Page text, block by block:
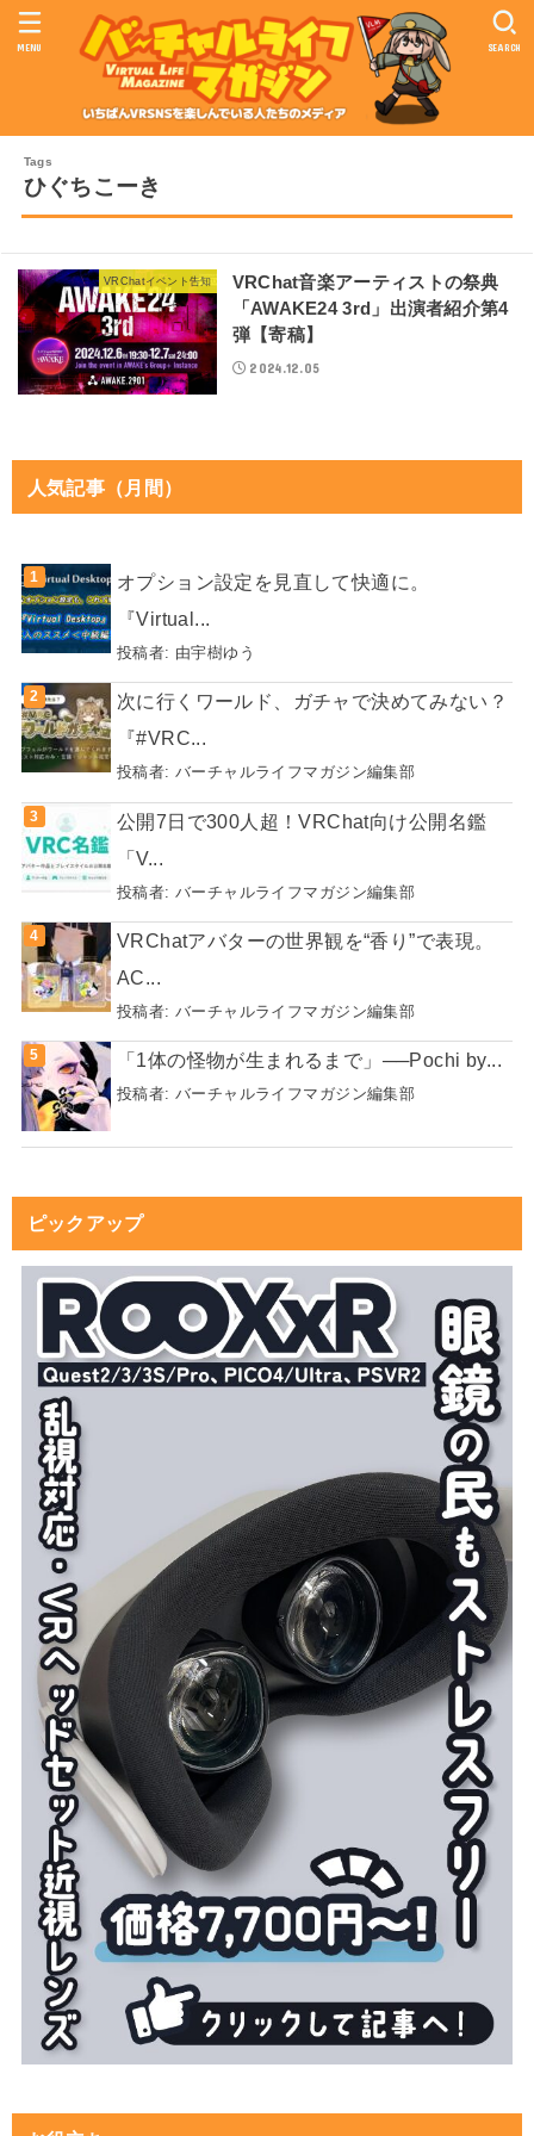
SEARCH
MENU
ひぐちこーき
VRChatイベント告知
VRChat音楽アーティストの祭典
「AWAKE24 3rd」出演者紹介第4
弾【寄稿】
2024.12.05
人気記事（月間）
オプション設定を見直して快適に。
『Virtual...
投稿者: 由宇樹ゆう
次に行くワールド、ガチャで決めてみない？
『#VRC...
投稿者: バーチャルライフマガジン編集部
公開7日で300人超！VRChat向け公開名鑑
「V...
投稿者: バーチャルライフマガジン編集部
VRChatアバターの世界観を“香り”で表現。
AC...
投稿者: バーチャルライフマガジン編集部
「1体の怪物が生まれるまで」──Pochi by...
投稿者: バーチャルライフマガジン編集部
ピックアップ